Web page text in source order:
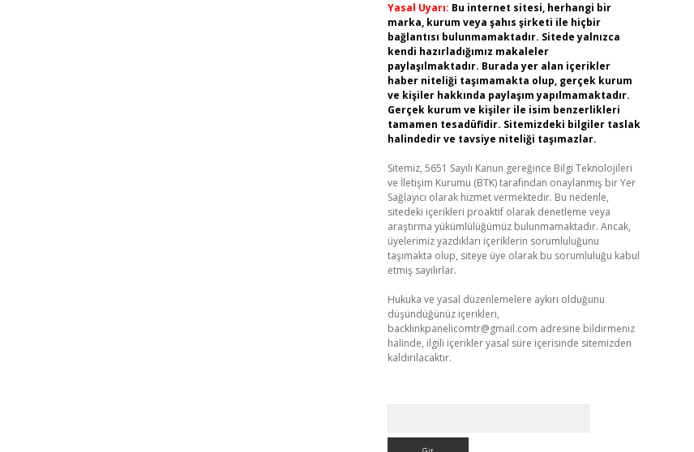
Yasal Uyarı: Bu internet sitesi, herhangi bir
marka, kurum veya şahıs şirketi ile hiçbir
bağlantısı bulunmamaktadır. Sitede yalnızca
kendi hazırladığımız makaleler
paylaşılmaktadır. Burada yer alan içerikler
haber niteliği taşımamakta olup, gerçek kurum
ve kişiler hakkında paylaşım yapılmamaktadır.
Gerçek kurum ve kişiler ile isim benzerlikleri
tamamen tesadüfidir. Sitemizdeki bilgiler taslak
halindedir ve tavsiye niteliği taşımazlar.
Sitemiz, 5651 Sayılı Kanun gereğince Bilgi Teknolojileri
ve İletişim Kurumu (BTK) tarafından onaylanmış bir Yer
Sağlayıcı olarak hizmet vermektedir. Bu nedenle,
sitedeki içerikleri proaktif olarak denetleme veya
araştırma yükümlülüğümüz bulunmamaktadır. Ancak,
üyelerimiz yazdıkları içeriklerin sorumluluğunu
taşımakta olup, siteye üye olarak bu sorumluluğu kabul
etmiş sayılırlar.
Hukuka ve yasal düzenlemelere aykırı olduğunu
düşündüğünüz içerikleri,
backlinkpanelicomtr@gmail.com adresine bildirmeniz
halinde, ilgili içerikler yasal süre içerisinde sitemizden
kaldırılacaktır.